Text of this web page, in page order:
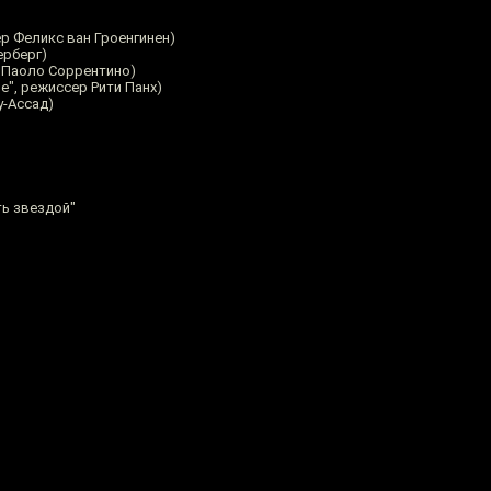
Феликс ван Гроенгинен)
Соррентино)
режиссер Рити Панх)
Ассад)
звездой"